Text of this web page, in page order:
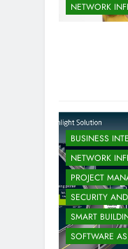
NETWORK
BUSINESS
NETWORK
PROJECT
SECURITY
SMART
SOFTWARE